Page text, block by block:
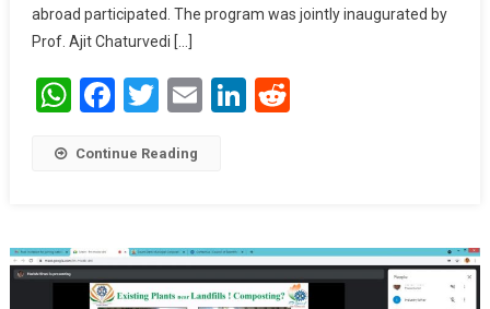
abroad participated. The program was jointly inaugurated by
Prof. Ajit Chaturvedi […]
WhatsApp
Facebook
Twitter
EmailLinkedIn
Reddit
Continue Reading